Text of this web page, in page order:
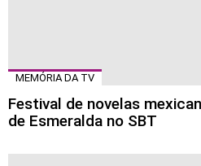
MEMÓRIA DA TV
Festival de novelas
de Esmeralda no SBT